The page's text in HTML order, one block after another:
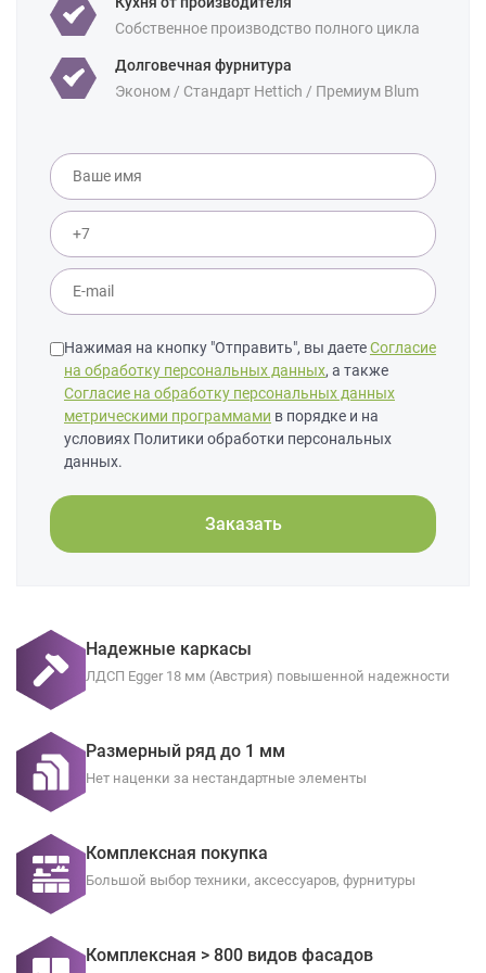
Собственное производство полного цикла
Долговечная фурнитура
Эконом / Стандарт Hettich / Премиум Blum
Нажимая на кнопку "Отправить", вы даетеСогласие
на обработку персональных данных, а также
Согласие на обработку персональных данных
метрическими программами в порядке и на
условиях Политики обработки персональных
данных.
Заказать
Надежные каркасы
ЛДСП Egger 18 мм (Австрия) повышенной надежности
Размерный ряд до 1 мм
Нет наценки за нестандартные элементы
Комплексная покупка
Большой выбор техники, аксессуаров, фурнитуры
Комплексная > 800 видов фасадов